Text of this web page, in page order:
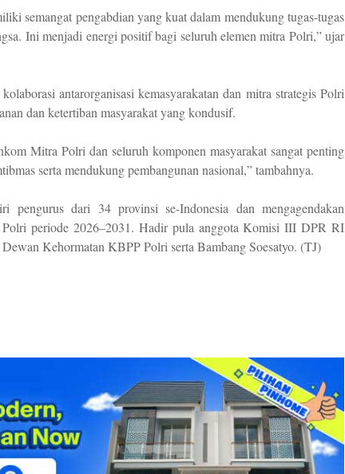
semangat pengabdian yang kuat dalam mendukung tugas-tugas
Ini menjadi energi positif bagi seluruh elemen mitra Polri,” ujar
antarorganisasi kemasyarakatan dan mitra strategis Polri
dan ketertiban masyarakat yang kondusif.
Mitra Polri dan seluruh komponen masyarakat sangat penting
serta mendukung pembangunan nasional,” tambahnya.
dari 34 provinsi se-Indonesia dan mengagendakan
periode 2026–2031. Hadir pula anggota Komisi III DPR RI
Kehormatan KBPP Polri serta Bambang Soesatyo. (TJ)